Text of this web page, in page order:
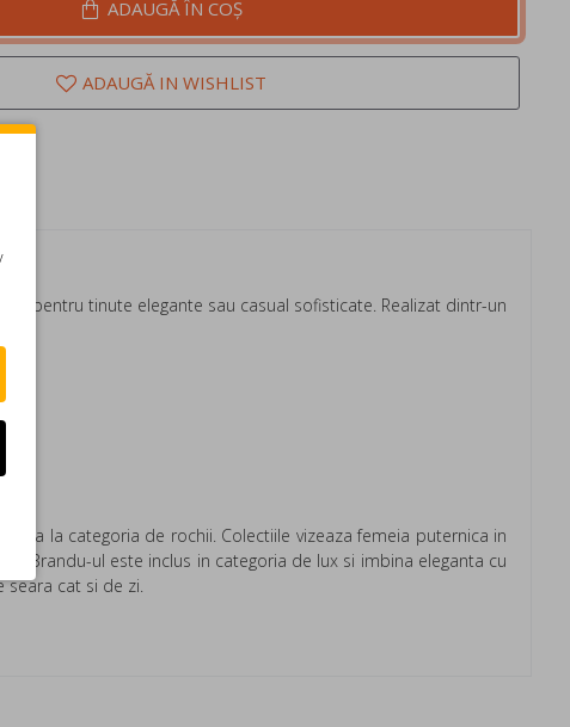
ADAUGĂ ÎN COŞ
ADAUGĂ IN WISHLIST
pentru tinute elegante sau casual sofisticate. Realizat dintr-un
la categoria de rochii. Colectiile vizeaza femeia puternica in
Brandu-ul este inclus in categoria de lux si imbina eleganta cu
cat si de zi.